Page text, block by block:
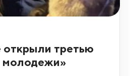
открыли третью
молодежи»